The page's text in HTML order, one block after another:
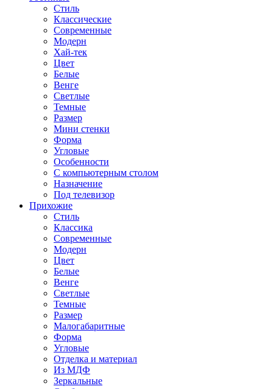
Стиль
Классические
Современные
Модерн
Хай-тек
Цвет
Белые
Венге
Светлые
Темные
Размер
Мини стенки
Форма
Угловые
Особенности
С компьютерным столом
Назначение
Под телевизор
Прихожие
Стиль
Классика
Современные
Модерн
Цвет
Белые
Венге
Светлые
Темные
Размер
Малогабаритные
Форма
Угловые
Отделка и материал
Из МДФ
Зеркальные